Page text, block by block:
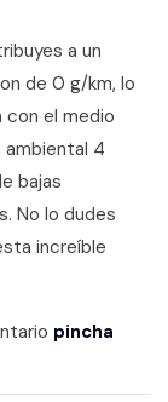
a un
de 0 g/km, lo
con el medio
4
bajas
No lo dudes
increíble
pincha